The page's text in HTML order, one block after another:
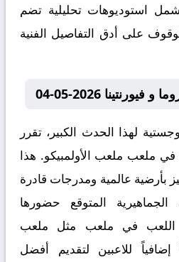
استوديوهات تحليلية تضم
على أدق التفاصيل الفنية
2026-05-04
لهذا الحدث الكبير، تقرر
في ملعب ملعب الأولمبيكو. هذا
بأرضية عالمية ومدرجات قادرة
المتوقع حضورها
اللعب في ملعب مثل ملعب
إضافياً للاعبين لتقديم أفضل